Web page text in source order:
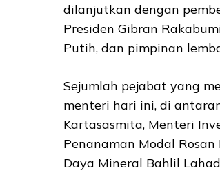
dilanjutkan dengan
Presiden Gibran
Putih, dan pimpinan
Sejumlah pejabat yang
menteri hari ini, di
Kartasasmita, Menteri
Penanaman Modal
Daya Mineral Bahlil